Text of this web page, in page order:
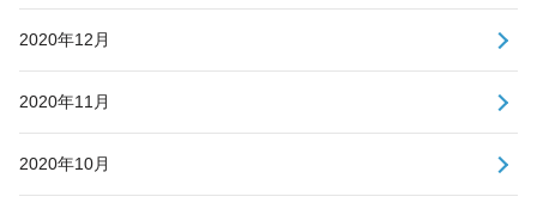
2020年12月
2020年11月
2020年10月